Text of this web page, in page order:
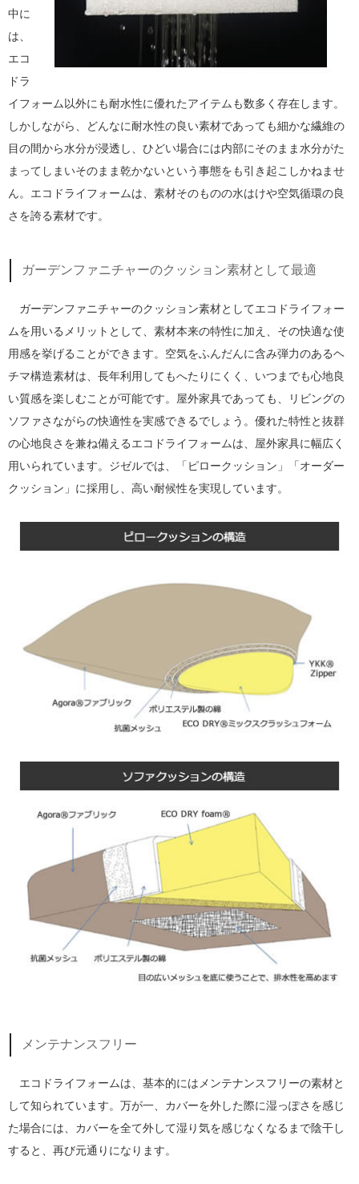
中に
は、
エコ
ドラ
イフォーム以外にも耐水性に優れたアイテムも数多く存在します。
しかしながら、どんなに耐水性の良い素材であっても細かな繊維の
目の間から水分が浸透し、ひどい場合には内部にそのまま水分がた
まってしまいそのまま乾かないという事態をも引き起こしかねませ
ん。エコドライフォームは、素材そのものの水はけや空気循環の良
さを誇る素材です。
ガーデンファニチャーのクッション素材として最適
ガーデンファニチャーのクッション素材としてエコドライフォー
ムを用いるメリットとして、素材本来の特性に加え、その快適な使
用感を挙げることができます。空気をふんだんに含み弾力のあるヘ
チマ構造素材は、長年利用してもへたりにくく、いつまでも心地良
い質感を楽しむことが可能です。屋外家具であっても、リビングの
ソファさながらの快適性を実感できるでしょう。優れた特性と抜群
の心地良さを兼ね備えるエコドライフォームは、屋外家具に幅広く
用いられています。ジゼルでは、「ピロークッション」「オーダー
クッション」に採用し、高い耐候性を実現しています。
メンテナンスフリー
エコドライフォームは、基本的にはメンテナンスフリーの素材と
して知られています。万が一、カバーを外した際に湿っぽさを感じ
た場合には、カバーを全て外して湿り気を感じなくなるまで陰干し
すると、再び元通りになります。